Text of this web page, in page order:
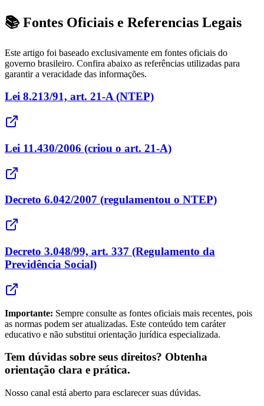
📚 Fontes Oficiais e Referencias Legais
Este artigo foi baseado exclusivamente em fontes oficiais do
governo brasileiro. Confira abaixo as referências utilizadas para
garantir a veracidade das informações.
Lei 8.213/91, art. 21-A (NTEP)
Lei 11.430/2006 (criou o art. 21-A)
Decreto 6.042/2007 (regulamentou o NTEP)
Decreto 3.048/99, art. 337 (Regulamento da
Previdência Social)
Importante: Sempre consulte as fontes oficiais mais recentes, pois
as normas podem ser atualizadas. Este conteúdo tem caráter
educativo e não substitui orientação jurídica especializada.
Tem dúvidas sobre seus direitos? Obtenha
orientação clara e prática.
Nosso canal está aberto para esclarecer suas dúvidas.